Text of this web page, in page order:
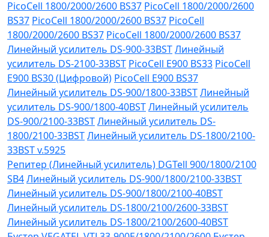
PicoCell 1800/2000/2600 BS37 PicoCell 1800/2000/2600
BS37 PicoCell 1800/2000/2600 BS37 PicoCell
1800/2000/2600 BS37 PicoCell 1800/2000/2600 BS37
Линейный усилитель DS-900-33BSTЛинейный
усилитель DS-2100-33BST PicoCell E900 BS33 PicoCell
E900 BS30 (Цифровой) PicoCell E900 BS37
Линейный усилитель DS-900/1800-33BSTЛинейный
усилитель DS-900/1800-40BSTЛинейный усилитель
DS-900/2100-33BSTЛинейный усилитель DS-
1800/2100-33BSTЛинейный усилитель DS-1800/2100-
33BST v.5925
Репитер (Линейный усилитель) DGTell 900/1800/2100
SB4Линейный усилитель DS-900/1800/2100-33BST
Линейный усилитель DS-900/1800/2100-40BST
Линейный усилитель DS-1800/2100/2600-33BST
Линейный усилитель DS-1800/2100/2600-40BST